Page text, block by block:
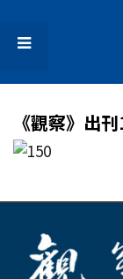
《觀察》出